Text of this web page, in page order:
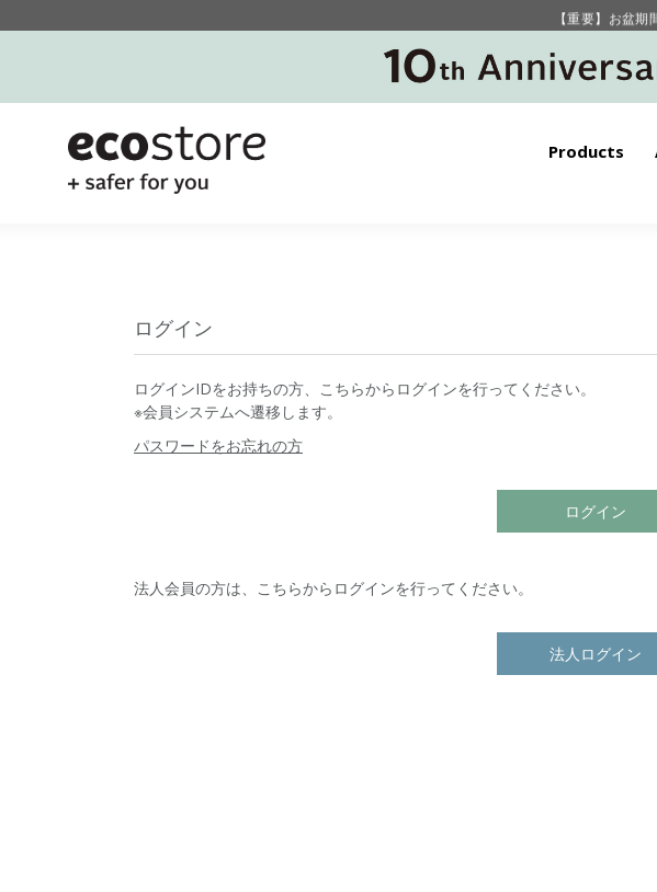
【重要】お盆
毎月お得にポ
Products
ログイン
ログインIDをお持ちの方、こちらからログインを行ってください。
※会員システムへ遷移します。
パスワードをお忘れの方
ログイン
法人会員の方は、こちらからログインを行ってください。
法人ログイン